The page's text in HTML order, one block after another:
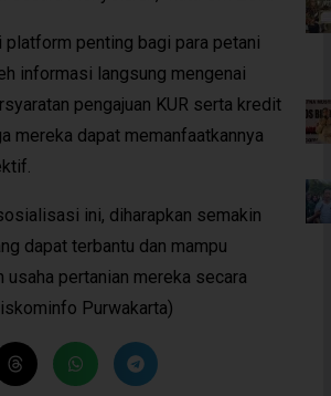
platform penting bagi para petani
informasi langsung mengenai
pengajuan KUR serta kredit
mereka dapat memanfaatkannya
ini, diharapkan semakin
dapat terbantu dan mampu
usaha pertanian mereka secara
Purwakarta)